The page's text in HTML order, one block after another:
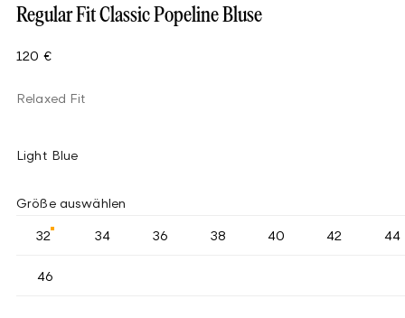
Regular Fit Classic Popeline Bluse
120 €
Relaxed Fit
Light Blue
Größe auswählen
32 34 36 38 40 42 44
46